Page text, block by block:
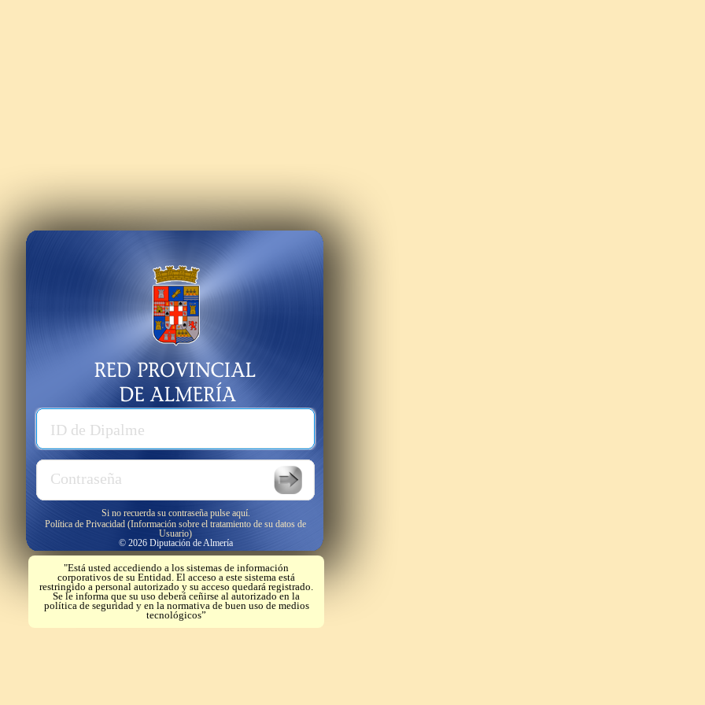
ID de Dipalme
Contraseña
Usuario
Password
Si no recuerda su contraseña pulse aquí.
Política de Privacidad (Información sobre el tratamiento de su datos de
Usuario)
© 2026 Diputación de Almería
"Está usted accediendo a los sistemas de información
corporativos de su Entidad. El acceso a este sistema está
restringido a personal autorizado y su acceso quedará registrado.
Se le informa que su uso deberá ceñirse al autorizado en la
política de seguridad y en la normativa de buen uso de medios
tecnológicos”